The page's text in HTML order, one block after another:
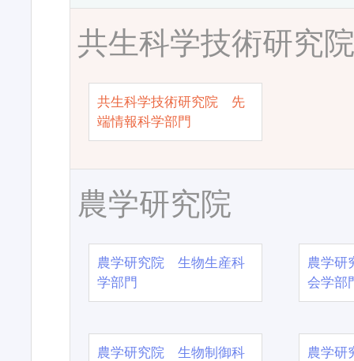
共生科学技術研究
共生科学技術研究院 先
端情報科学部門
農学研究院
農学研究院 生物生産科
学部門
農学
会学部
農学研究院 生物制御科
農学